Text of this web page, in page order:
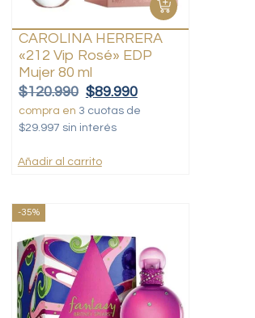
CAROLINA HERRERA
«212 Vip Rosé» EDP
Mujer 80 ml
$120.990 $89.990
compra en 3 cuotas de
$29.997 sin interés
Añadir al carrito
-35%